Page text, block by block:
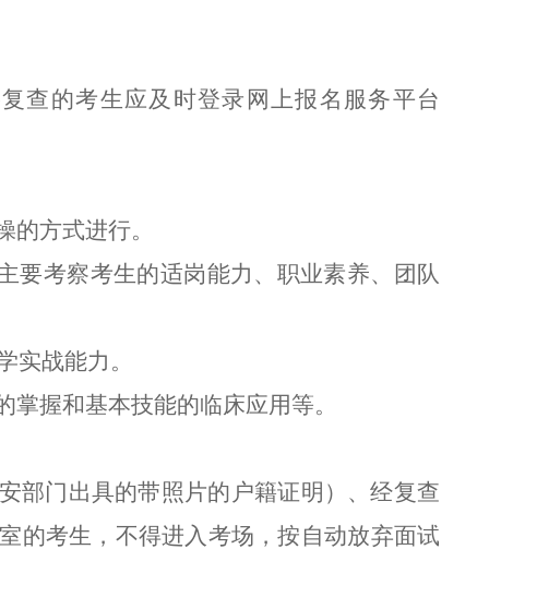
查的考生应及时登录网上报名服务平台
方式进行。
要考察考生的适岗能力、职业素养、团队
实战能力。
握和基本技能的临床应用等。
部门出具的带照片的户籍证明）、经复查
的考生，不得进入考场，按自动放弃面试